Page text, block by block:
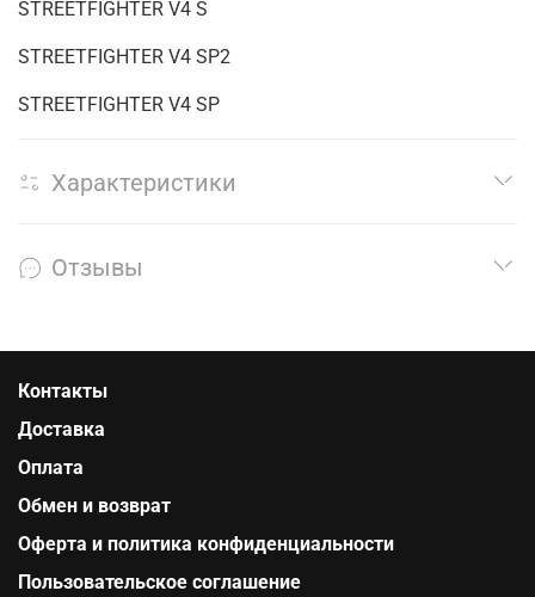
STREETFIGHTER V4 S
STREETFIGHTER V4 SP2
STREETFIGHTER V4 SP
Характеристики
Отзывы
Контакты
Доставка
Оплата
Обмен и возврат
Оферта и политика конфиденциальности
Пользовательское соглашение